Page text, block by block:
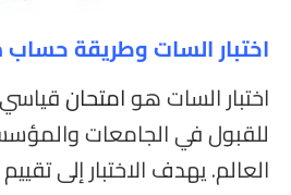
اختبار السات وطريقة حساب
اختبار السات هو امتحان
للقبول في الجامعات
العالم. يهدف الاختبار إلى